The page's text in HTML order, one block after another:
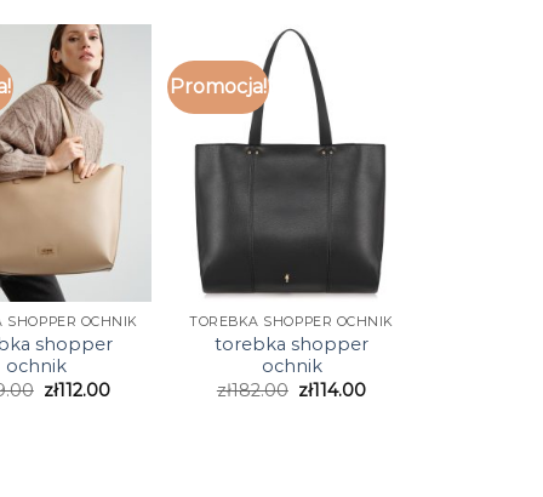
SHOPPER OCHNIK
shopper
ochnik
zł112.00
Promocja!
TOREBKA SHOPPER OCHNIK
torebka shopper
ochnik
zł182.00 zł114.00